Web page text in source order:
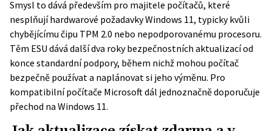
Smysl to dává především pro majitele počítačů, které
nesplňují hardwarové požadavky Windows 11, typicky kvůli
chybějícímu čipu TPM 2.0 nebo nepodporovanému procesoru.
Těm ESU dává další dva roky bezpečnostních aktualizací od
konce standardní podpory, během nichž mohou počítač
bezpečně používat a naplánovat si jeho výměnu. Pro
kompatibilní počítače Microsoft dál jednoznačně doporučuje
přechod na Windows 11.